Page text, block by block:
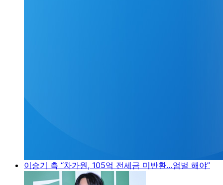
이승기 측 “차가원, 105억 전세금 미반환…엄벌 해야”